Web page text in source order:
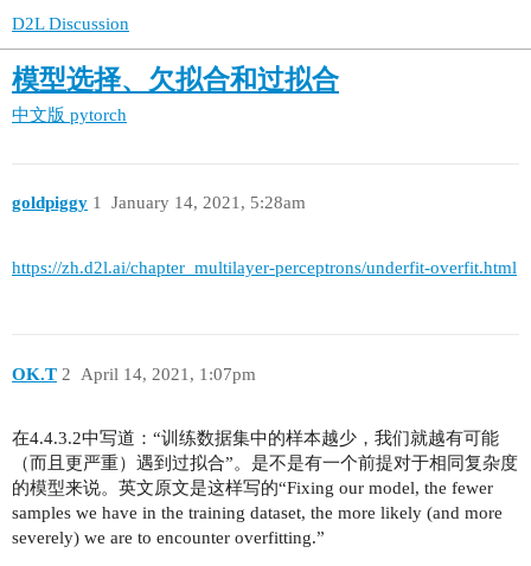
D2L Discussion
模型选择、欠拟合和过拟合
中文版 pytorch
goldpiggy January 14, 2021, 5:28am
1
https://zh.d2l.ai/chapter_multilayer-perceptrons/underfit-overfit.html
OK.T April 14, 2021, 1:07pm
2
在4.4.3.2中写道：“训练数据集中的样本越少，我们就越有可能
（而且更严重）遇到过拟合”。是不是有一个前提对于相同复杂度
的模型来说。英文原文是这样写的“Fixing our model, the fewer
samples we have in the training dataset, the more likely (and more
severely) we are to encounter overfitting.”